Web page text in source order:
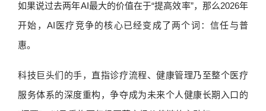
如果说过去两年AI最大的价值在于“提高效率”，那么2026年
开始，AI医疗竞争的核心已经变成了两个词：信任与普
惠。
科技巨头们的手，直指诊疗流程、健康管理乃至整个医疗
服务体系的深度重构，争夺成为未来个人健康长期入口的